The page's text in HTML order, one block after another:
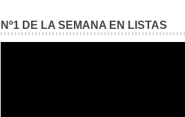
Nº1 DE LA SEMANA EN LISTAS